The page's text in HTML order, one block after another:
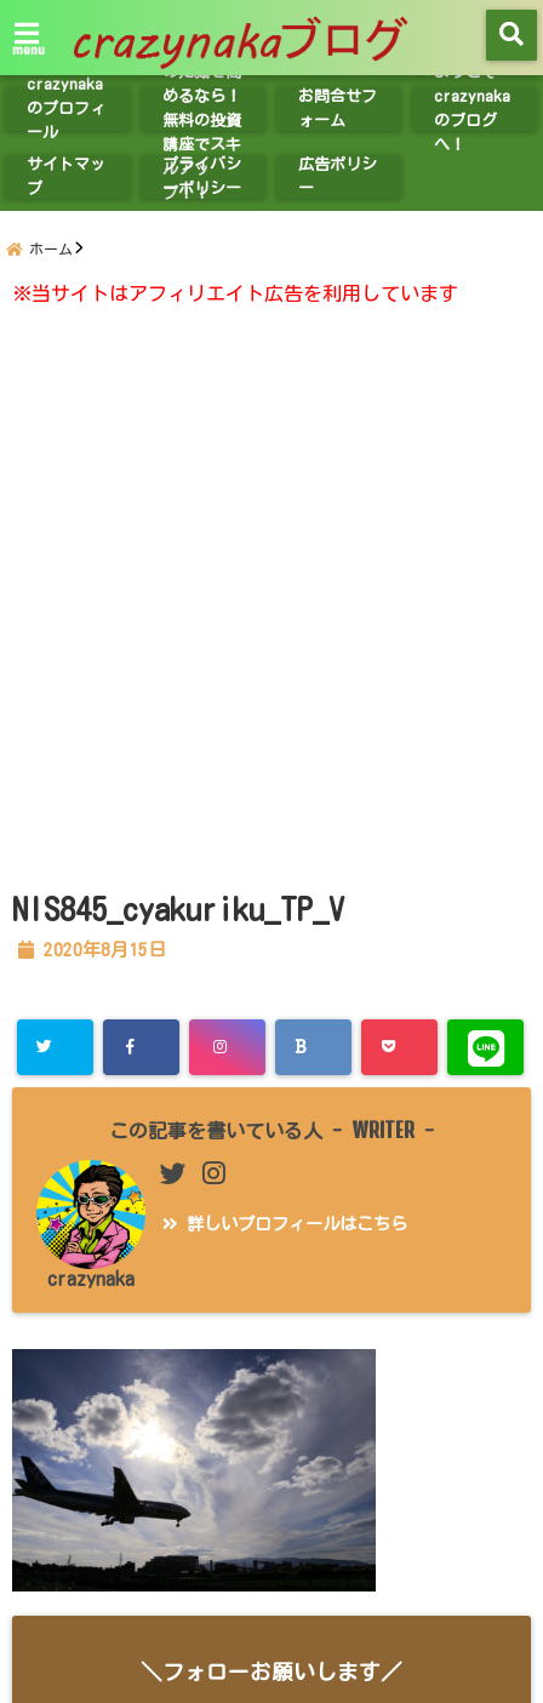
menu
crazynaka
のプロフィ
ール
紹介】投資
の知識を高
めるなら！
無料の投資
講座でスキ
ルアッ
プ！！
お問合せフ
ォーム
ようこそ
crazynaka
のブログ
へ！
サイトマッ
プ
プライバシ
ーポリシー
広告ポリシ
ー
ホーム
※当サイトはアフィリエイト広告を利用しています
NIS845_cyakuriku_TP_V
2020年8月15日
この記事を書いている人 - WRITER -
crazynaka
詳しいプロフィールはこちら
＼フォローお願いします／